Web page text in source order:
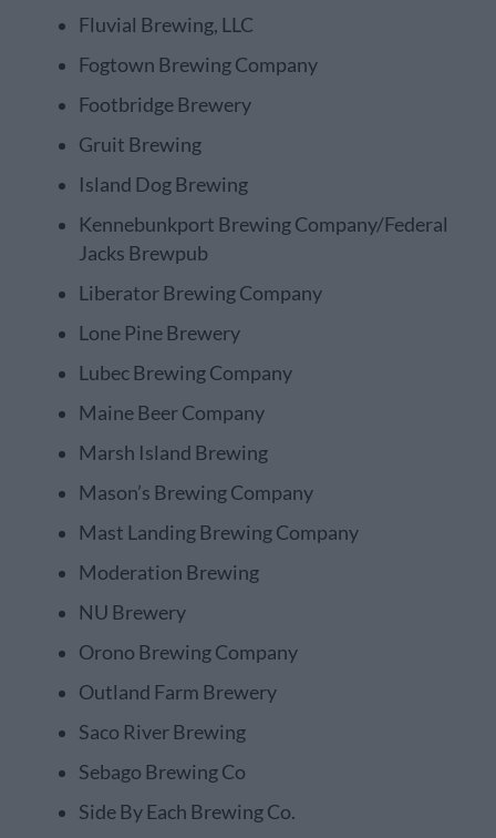
Fluvial Brewing, LLC
Fogtown Brewing Company
Footbridge Brewery
Gruit Brewing
Island Dog Brewing
Kennebunkport Brewing Company/Federal
Jacks Brewpub
Liberator Brewing Company
Lone Pine Brewery
Lubec Brewing Company
Maine Beer Company
Marsh Island Brewing
Mason’s Brewing Company
Mast Landing Brewing Company
Moderation Brewing
NU Brewery
Orono Brewing Company
Outland Farm Brewery
Saco River Brewing
Sebago Brewing Co
Side By Each Brewing Co.